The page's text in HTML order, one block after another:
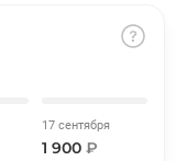
17 сентября
1 900 ₽
25